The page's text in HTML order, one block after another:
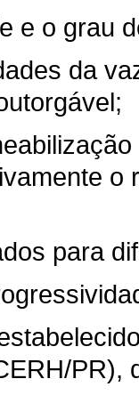
e o grau
da
o
para
PR),